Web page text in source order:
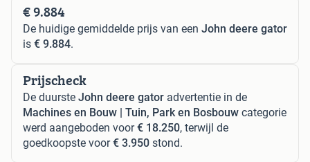
€ 9.884
De huidige gemiddelde prijs van een John deere gator
is € 9.884.
Prijscheck
De duurste John deere gator advertentie in de
Machines en Bouw | Tuin, Park en Bosbouw categorie
werd aangeboden voor€ 18.250, terwijl de
goedkoopste voor€ 3.950 stond.